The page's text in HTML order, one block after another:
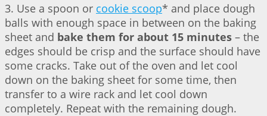
3. Use a spoon or cookie scoop* and place dough
balls with enough space in between on the baking
sheet and bake them for about 15 minutes – the
edges should be crisp and the surface should have
some cracks. Take out of the oven and let cool
down on the baking sheet for some time, then
transfer to a wire rack and let cool down
completely. Repeat with the remaining dough.